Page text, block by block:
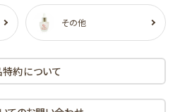
その他
約について